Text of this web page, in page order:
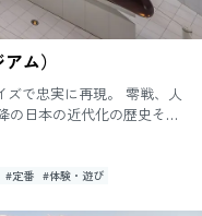
ム）
で忠実に再現。 零戦、人
の日本の近代化の歴史その
#定番 #体験・遊び